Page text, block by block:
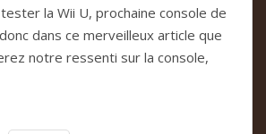
la Wii U, prochaine console de
dans ce merveilleux article que
notre ressenti sur la console,